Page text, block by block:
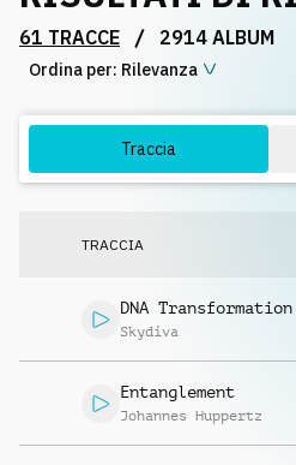
Licenze
61 TRACCE / 2914 ALBUM
Ordina per: Rilevanza
Traccia
TRACCIA
DNA Transformation
Skydiva
Entanglement
Johannes Huppertz